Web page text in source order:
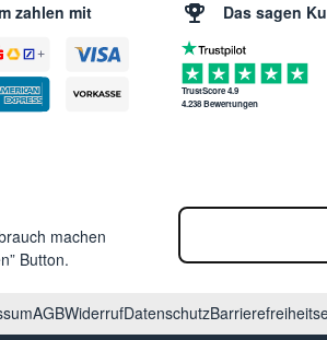
zahlen mit Das sagen
TrustScore 4.9
4.238 Bewertungen
machen
Button.
AGBWiderrufDatenschutz